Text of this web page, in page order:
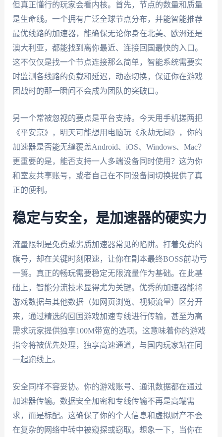
但真正懂行的玩家会看内核。首先，节点的数量和质量
是生命线。一个拥有广泛全球节点分布，并能智能推荐
最优线路的加速器，能确保无论你身在北美、欧洲还是
澳大利亚，都能找到离你最近、连接回国最快的入口。
这不仅仅是找一个节点连接那么简单，智能系统需要实
时监测各线路的负载和延迟，动态切换，保证你在游戏
团战时的那一瞬间不会成为团队的突破口。
另一个常被忽视的要点是平台支持。今天用手机搓两把
《平安京》，明天可能想用电脑玩《永劫无间》，你的
加速器是否能无缝覆盖Android、iOS、Windows、Mac？
更重要的是，能否支持一人多端设备同时使用？这为你
和室友共享账号，或者自己在不同设备间切换提供了真
正的便利。
稳定与安全，是加速器的硬实力
流量限制是免费或劣质加速器常见的陷阱。打着免费的
旗号，却在关键时刻限速，让你在副本最终BOSS前功亏
一篑。真正的畅玩需要稳定无限流量作为基础。在此基
础上，智能分流技术显得尤为关键。优秀的加速器能将
游戏数据与其他数据（如网页浏览、视频流量）区分开
来，通过精选的回国游戏加速专线进行传输，甚至为高
需求玩家提供独享100M带宽的选项。这意味着你的游戏
指令将被优先处理，独享高速通道，与国内玩家站在同
一起跑线上。
安全同样不容妥协。你的游戏账号、通讯数据都在通过
加速器传输。数据安全加密和专线传输不再是高端需
求，而是标配。这确保了你的个人信息和虚拟财产不会
在复杂的网络中转中被窥探或窃取。想象一下，当你在